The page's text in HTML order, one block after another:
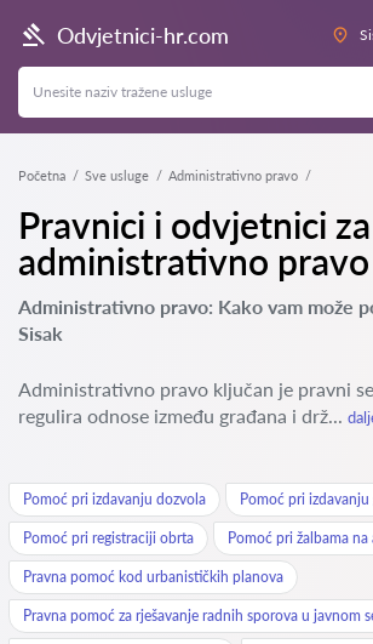
Odvjetnici-hr.com
Početna Sve usluge Administrativno pravo
Pravnici i odvjetnici za
administrativno pravo
Administrativno pravo: Kako vam može
Sisak
Administrativno pravo ključan je pravni
regulira odnose između građana i drž...
Pomoć pri izdavanju dozvola Pomoć pri
Pomoć pri registraciji obrta Pomoć pri žalbama
Pravna pomoć kod urbanističkih planova
Pravna pomoć za rješavanje radnih sporova u javnom